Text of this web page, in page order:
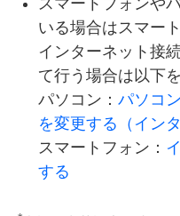
いる場合はスマー
インターネット接
て行う場合は以下
パソコン： パソコ
を変更する（イン
スマートフォン：
する